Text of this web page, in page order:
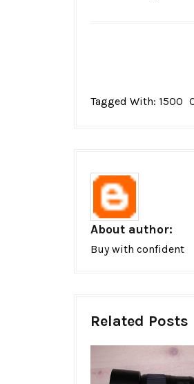
Tagged With: 1500
About author:
Buy with confident
Related Posts